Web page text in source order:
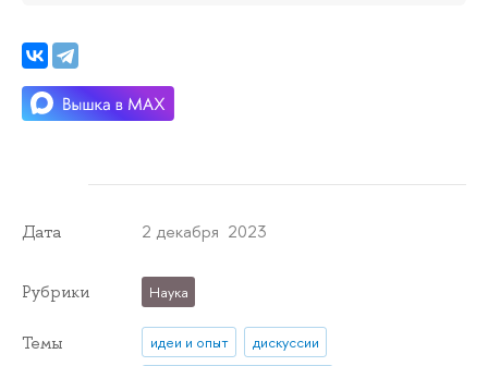
Дата 2 декабря 2023
Рубрики Наука
Темы идеи и опыт
дискуссии